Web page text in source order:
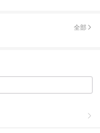
全部